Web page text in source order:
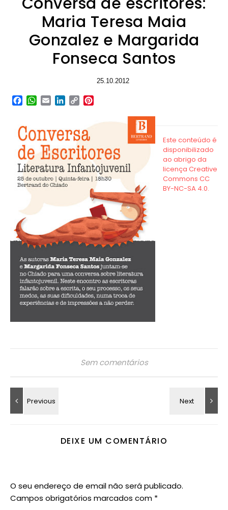
Maria Teresa Maia
Gonzalez e Margarida
Fonseca Santos
25.10.2012
Facebook
WhatsApp
EmailLinkedIn
Copy
Sem comentários
DEIXE UM COMENTÁRIO
O seu endereço de email não será publicado.
Campos obrigatórios marcados com *